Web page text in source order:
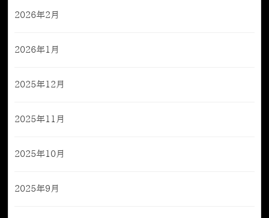
2026年2月
2026年1月
2025年12月
2025年11月
2025年10月
2025年9月